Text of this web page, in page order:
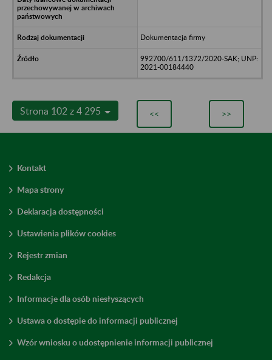
Dokumentacja firmy
992700/611/1372/2020-SAK; UNP:
2021-00184440
Strona 102 z 4 295 << >>
Kontakt
Mapa strony
Deklaracja dostępności
Ustawienia plików cookies
Rejestr zmian
Redakcja
Informacje dla osób niesłyszących
Ustawa o dostępie do informacji publicznej
Wzór wniosku o udostępnienie informacji publicznej